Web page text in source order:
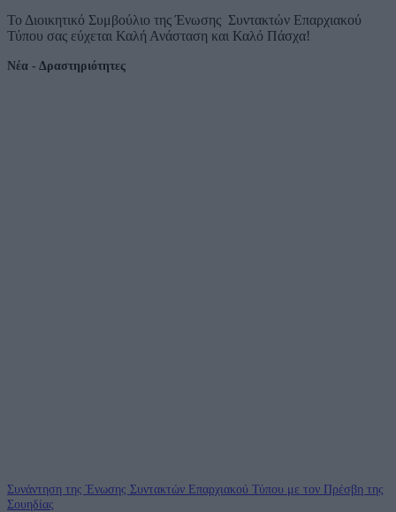
Το Διοικητικό Συμβούλιο της Ένωσης Συντακτών Επαρχιακού
Τύπου σας εύχεται Καλή Ανάσταση και Καλό Πάσχα!
Νέα - Δραστηριότητες
Συνάντηση της Ένωσης Συντακτών Επαρχιακού Τύπου με τον Πρέσβη της
Σουηδίας